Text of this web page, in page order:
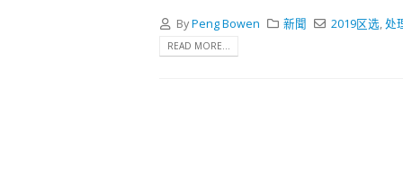
ByPeng Bowen 新聞 2019区选,处
READ MORE...
2023-12-